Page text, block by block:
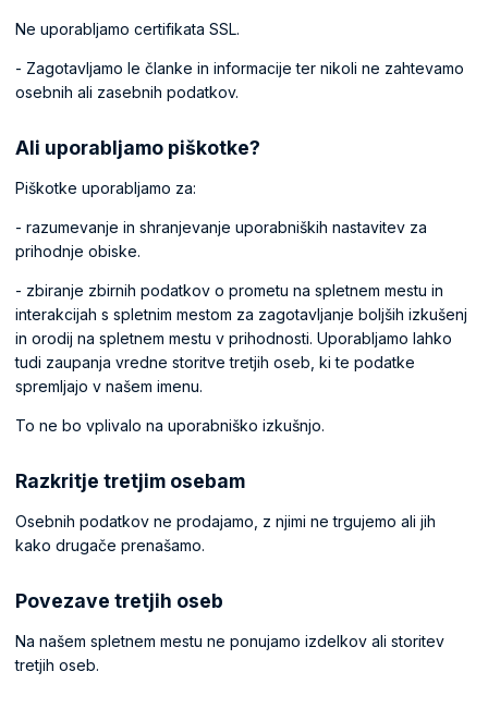
Ne uporabljamo certifikata SSL.
- Zagotavljamo le članke in informacije ter nikoli ne zahtevamo
osebnih ali zasebnih podatkov.
Ali uporabljamo piškotke?
Piškotke uporabljamo za:
- razumevanje in shranjevanje uporabniških nastavitev za
prihodnje obiske.
- zbiranje zbirnih podatkov o prometu na spletnem mestu in
interakcijah s spletnim mestom za zagotavljanje boljših izkušenj
in orodij na spletnem mestu v prihodnosti. Uporabljamo lahko
tudi zaupanja vredne storitve tretjih oseb, ki te podatke
spremljajo v našem imenu.
To ne bo vplivalo na uporabniško izkušnjo.
Razkritje tretjim osebam
Osebnih podatkov ne prodajamo, z njimi ne trgujemo ali jih
kako drugače prenašamo.
Povezave tretjih oseb
Na našem spletnem mestu ne ponujamo izdelkov ali storitev
tretjih oseb.